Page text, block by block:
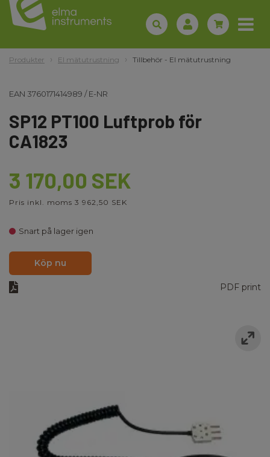
Produkter El mätutrustning Tillbehör - El mätutrustning
EAN 3760171414989 /E-NR
SP12 PT100 Luftprob för
CA1823
3 170,00 SEK
Pris inkl. moms 3 962,50 SEK
Snart på lager igen
Köp nu
PDF print